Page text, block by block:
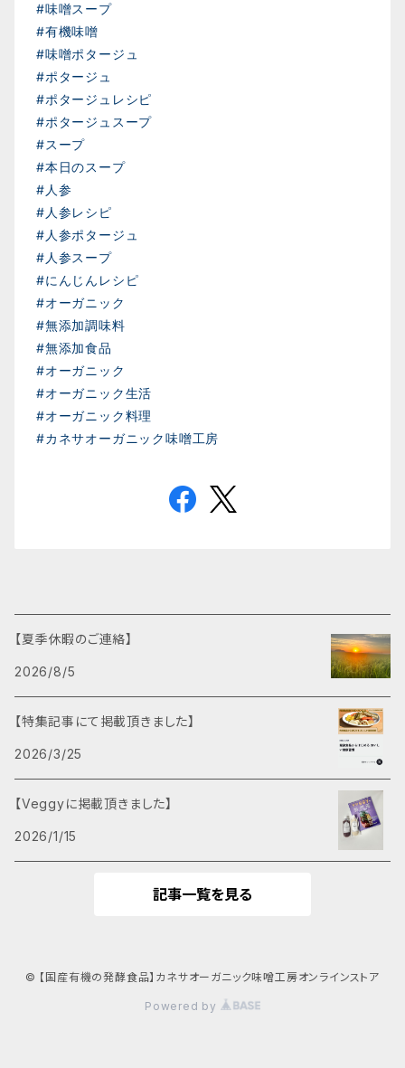
#味噌スープ
#有機味噌
#味噌ポタージュ
#ポタージュ
#ポタージュレシピ
#ポタージュスープ
#スープ
#本日のスープ
#人参
#人参レシピ
#人参ポタージュ
#人参スープ
#にんじんレシピ
#オーガニック
#無添加調味料
#無添加食品
#オーガニック
#オーガニック生活
#オーガニック料理
#カネサオーガニック味噌工房
【夏季休暇のご連絡】
2026/8/5
【特集記事にて掲載頂きました】
2026/3/25
【Veggyに掲載頂きました】
2026/1/15
記事一覧を見る
© 【国産有機の発酵食品】カネサオーガニック味噌工房オンラインストア
Powered by